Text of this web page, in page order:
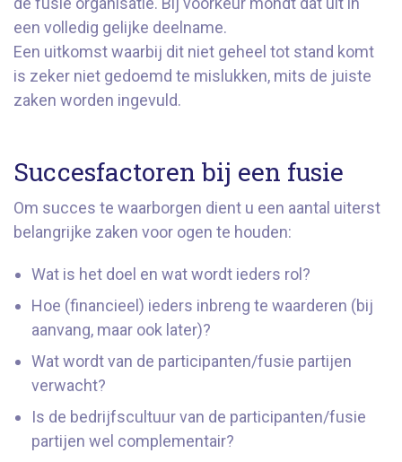
een volledig gelijke deelname.
Een uitkomst waarbij dit niet geheel tot stand komt
is zeker niet gedoemd te mislukken, mits de juiste
zaken worden ingevuld.
Succesfactoren bij een fusie
Om succes te waarborgen dient u een aantal uiterst
belangrijke zaken voor ogen te houden:
Wat is het doel en wat wordt ieders rol?
Hoe (financieel) ieders inbreng te waarderen (bij
aanvang, maar ook later)?
Wat wordt van de participanten/fusie partijen
verwacht?
Is de bedrijfscultuur van de participanten/fusie
partijen wel complementair?